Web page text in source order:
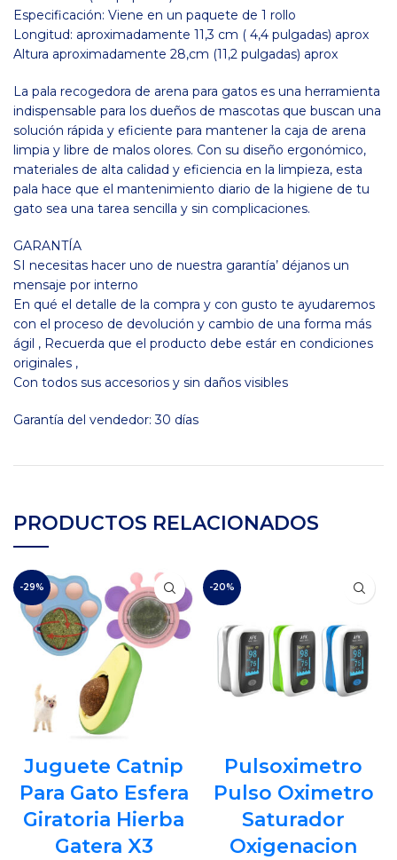
Especificación: Viene en un paquete de 1 rollo
Longitud: aproximadamente 11,3 cm ( 4,4 pulgadas) aprox
Altura aproximadamente 28,cm (11,2 pulgadas) aprox
La pala recogedora de arena para gatos es una herramienta
indispensable para los dueños de mascotas que buscan una
solución rápida y eficiente para mantener la caja de arena
limpia y libre de malos olores. Con su diseño ergonómico,
materiales de alta calidad y eficiencia en la limpieza, esta
pala hace que el mantenimiento diario de la higiene de tu
gato sea una tarea sencilla y sin complicaciones.
GARANTÍA
SI necesitas hacer uno de nuestra garantía’ déjanos un
mensaje por interno
En qué el detalle de la compra y con gusto te ayudaremos
con el proceso de devolución y cambio de una forma más
ágil , Recuerda que el producto debe estár en condiciones
originales ,
Con todos sus accesorios y sin daños visibles
Garantía del vendedor: 30 días
PRODUCTOS RELACIONADOS
-29%
Juguete Catnip
Para Gato Esfera
Giratoria Hierba
Gatera X3
-20%
Pulsoximetro
Pulso Oximetro
Saturador
Oxigenacion